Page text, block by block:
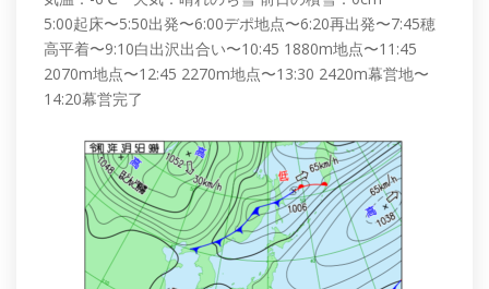
5:00起床〜5:50出発〜6:00デポ地点〜6:20再出発〜7:45穂
高平着〜9:10白出沢出合い〜10:45 1880m地点〜11:45
2070m地点〜12:45 2270m地点〜13:30 2420m幕営地〜
14:20幕営完了